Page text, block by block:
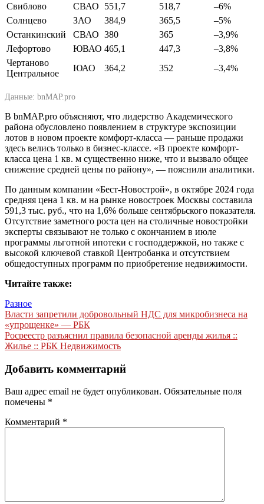
Свиблово СВАО 551,7 518,7
–6%
Солнцево
ЗАО 384,9 365,5
–5%
Останкинский
СВАО 380 365
–3,9%
Лефортово
ЮВАО 465,1 447,3
–3,8%
Чертаново
Центральное
ЮАО 364,2 352 –3,4%
Данные: bnMAP.pro
В bnMAP.pro объясняют, что лидерство Академического
района обусловлено появлением в структуре экспозиции
лотов в новом проекте комфорт-класса — раньше продажи
здесь велись только в бизнес-классе. «В проекте комфорт-
класса цена 1 кв. м существенно ниже, что и вызвало общее
снижение средней цены по району», — пояснили аналитики.
По данным компании «Бест-Новострой», в октябре 2024 года
средняя цена 1 кв. м на рынке новостроек Москвы составила
591,3 тыс. руб., что на 1,6% больше сентябрьского показателя.
Отсутствие заметного роста цен на столичные новостройки
эксперты связывают не только с окончанием в июле
программы льготной ипотеки с господдержкой, но также с
высокой ключевой ставкой Центробанка и отсутствием
общедоступных программ по приобретение недвижимости.
Читайте также:
Разное
Навигация
по
записям
Власти запретили добровольный НДС для микробизнеса на
«упрощенке» — РБК
Росреестр разъяснил правила безопасной аренды жилья ::
Жилье :: РБК Недвижимость
Добавить комментарий
Ваш адрес email не будет опубликован. Обязательные поля
помечены *
Комментарий *